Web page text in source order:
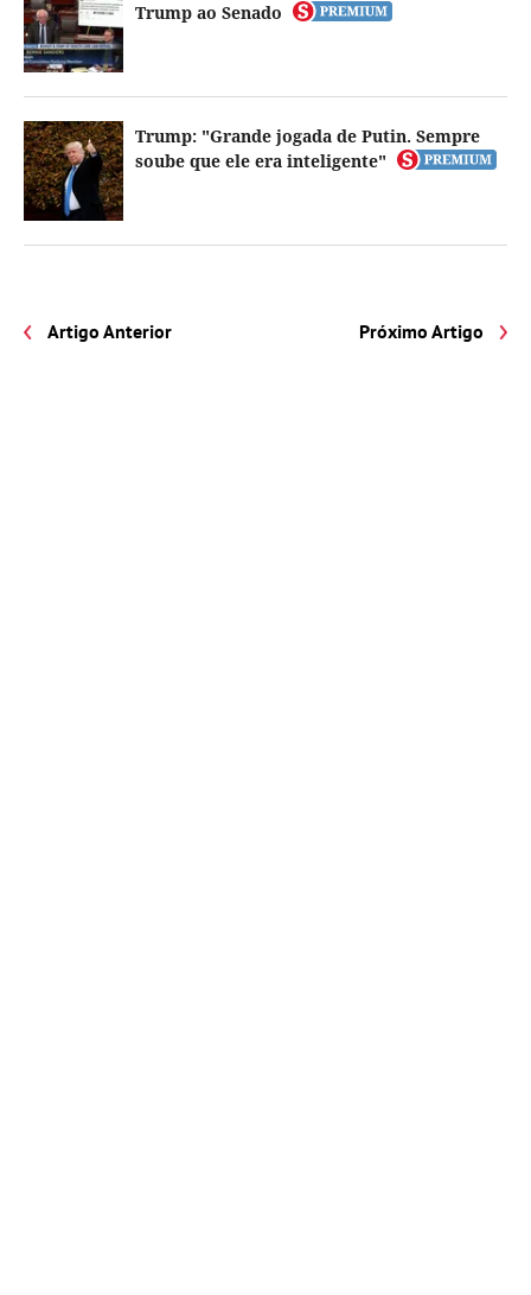
Trump ao Senado
Trump: "Grande jogada de Putin. Sempre
soube que ele era inteligente"
Artigo Anterior Próximo Artigo